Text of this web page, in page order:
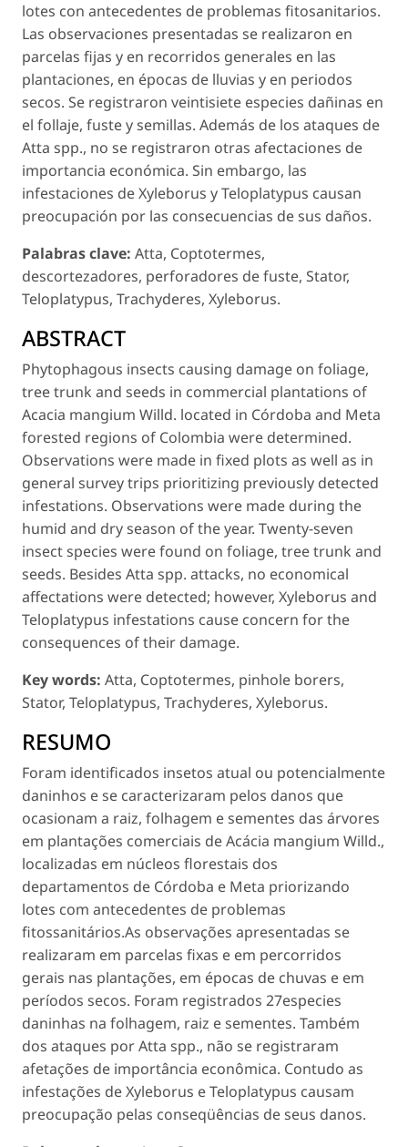
lotes con antecedentes de problemas fitosanitarios.
Las observaciones presentadas se realizaron en
parcelas fijas y en recorridos generales en las
plantaciones, en épocas de lluvias y en periodos
secos. Se registraron veintisiete especies dañinas en
el follaje, fuste y semillas. Además de los ataques de
Atta spp., no se registraron otras afectaciones de
importancia económica. Sin embargo, las
infestaciones deXyleborus yTeloplatypus causan
preocupación por las consecuencias de sus daños.
Palabras clave: Atta, Coptotermes,
descortezadores, perforadores de fuste, Stator,
Teloplatypus, Trachyderes, Xyleborus.
ABSTRACT
Phytophagous insects causing damage on foliage,
tree trunk and seeds in commercial plantations of
Acacia mangium Willd. located in Córdoba and Meta
forested regions of Colombia were determined.
Observations were made in fixed plots as well as in
general survey trips prioritizing previously detected
infestations. Observations were made during the
humid and dry season of the year. Twenty-seven
insect species were found on foliage, tree trunk and
seeds. Besides Atta spp. attacks, no economical
affectations were detected; however, Xyleborus and
Teloplatypus infestations cause concern for the
consequences of their damage.
Key words: Atta, Coptotermes, pinhole borers,
Stator, Teloplatypus, Trachyderes, Xyleborus.
RESUMO
Foram identificados insetos atual ou potencialmente
daninhos e se caracterizaram pelos danos que
ocasionam a raiz, folhagem e sementes das árvores
em plantações comerciais deAcácia mangium Willd.,
localizadas em núcleos florestais dos
departamentos de Córdoba e Meta priorizando
lotes com antecedentes de problemas
fitossanitários.As observações apresentadas se
realizaram em parcelas fixas e em percorridos
gerais nas plantações, em épocas de chuvas e em
períodos secos. Foram registrados 27especies
daninhas na folhagem, raiz e sementes. Também
dos ataques porAtta spp., não se registraram
afetações de importância econômica. Contudo as
infestações deXyleborus eTeloplatypus causam
preocupação pelas conseqüências de seus danos.